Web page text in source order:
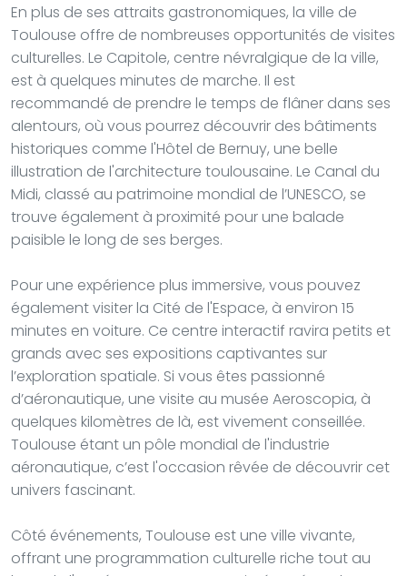
En plus de ses attraits gastronomiques, la ville de
Toulouse offre de nombreuses opportunités de visites
culturelles. Le Capitole, centre névralgique de la ville,
est à quelques minutes de marche. Il est
recommandé de prendre le temps de flâner dans ses
alentours, où vous pourrez découvrir des bâtiments
historiques comme l'Hôtel de Bernuy, une belle
illustration de l'architecture toulousaine. Le Canal du
Midi, classé au patrimoine mondial de l’UNESCO, se
trouve également à proximité pour une balade
paisible le long de ses berges.
Pour une expérience plus immersive, vous pouvez
également visiter la Cité de l'Espace, à environ 15
minutes en voiture. Ce centre interactif ravira petits et
grands avec ses expositions captivantes sur
l’exploration spatiale. Si vous êtes passionné
d’aéronautique, une visite au musée Aeroscopia, à
quelques kilomètres de là, est vivement conseillée.
Toulouse étant un pôle mondial de l'industrie
aéronautique, c’est l'occasion rêvée de découvrir cet
univers fascinant.
Côté événements, Toulouse est une ville vivante,
offrant une programmation culturelle riche tout au